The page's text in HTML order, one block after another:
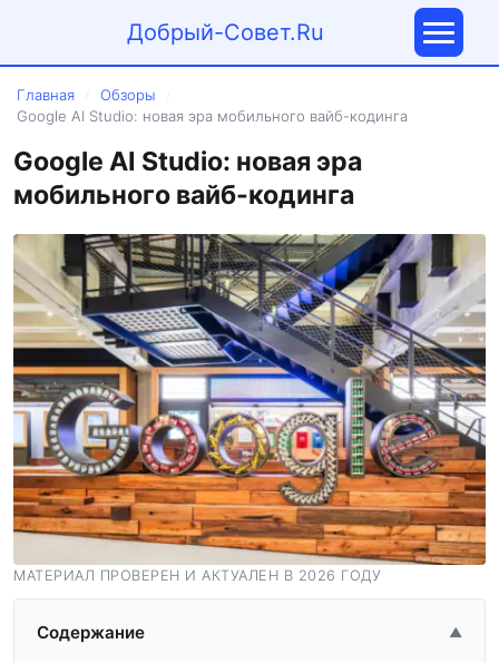
Добрый-Совет.Ru
Главная Обзоры
Google AI Studio: новая эра мобильного вайб-кодинга
Google AI Studio: новая эра
мобильного вайб-кодинга
МАТЕРИАЛ ПРОВЕРЕН И АКТУАЛЕН В 2026 ГОДУ
Содержание ▲